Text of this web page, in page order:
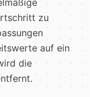
zu
auf ein
die